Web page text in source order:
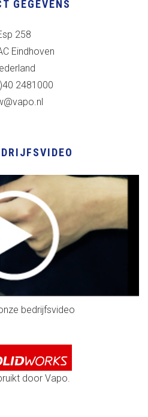
GEGEVENS
258
Eindhoven
2481000
bedrijfsvideo
door Vapo.